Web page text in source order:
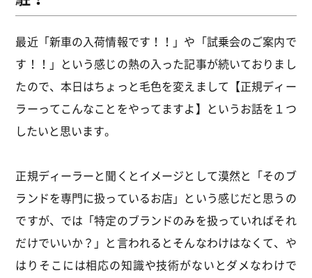
最近「新車の入荷情報です！！」や「試乗会のご案内で
す！！」という感じの熱の入った記事が続いておりまし
たので、本日はちょっと毛色を変えまして【正規ディー
ラーってこんなことをやってますよ】というお話を１つ
したいと思います。
正規ディーラーと聞くとイメージとして漠然と「そのブ
ランドを専門に扱っているお店」という感じだと思うの
ですが、では「特定のブランドのみを扱っていればそれ
だけでいいか？」と言われるとそんなわけはなくて、や
はりそこには相応の知識や技術がないとダメなわけで